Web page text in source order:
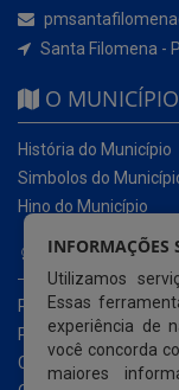
Santa Filomena -
O MUNICÍPIO
História do Município
Simbolos do
Hino do Município
NOSSOS
Portal da
Portal da
Cartas de Serviços ao
INFORMAÇÕES
Utilizamos
Essas
experiência de
você concorda
maiores